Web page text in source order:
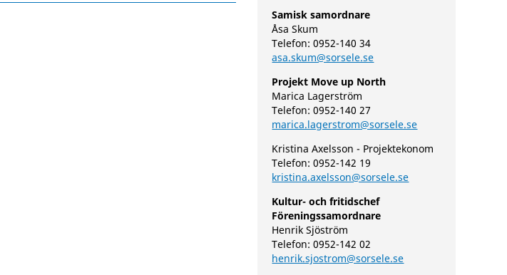
Samisk samordnare
Åsa Skum
Telefon: 0952-140 34
asa.skum@sorsele.se
Projekt Move up North
Marica Lagerström
Telefon: 0952-140 27
marica.lagerstrom@sorsele.se
Kristina Axelsson - Projektekonom
Telefon: 0952-142 19
kristina.axelsson@sorsele.se
Kultur- och fritidschef
Föreningssamordnare
Henrik Sjöström
Telefon: 0952-142 02
henrik.sjostrom@sorsele.se